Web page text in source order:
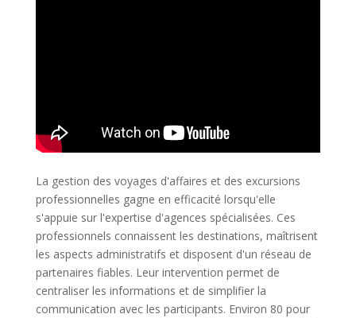
La gestion des voyages d'affaires et des excursions
professionnelles gagne en efficacité lorsqu'elle
s'appuie sur l'expertise d'agences spécialisées. Ces
professionnels connaissent les destinations, maîtrisent
les aspects administratifs et disposent d'un réseau de
partenaires fiables. Leur intervention permet de
centraliser les informations et de simplifier la
communication avec les participants. Environ 80 pour